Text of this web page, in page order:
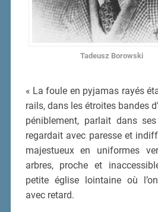
Tadeusz Borowski
« La foule en pyjamas rayés
rails, dans les étroites bandes
péniblement, parlait dans
regardait avec paresse et
majestueux en uniformes
arbres, proche et
petite église lointaine où
avec retard.